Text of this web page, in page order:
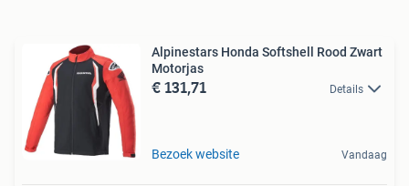
Alpinestars Honda Softshell Rood Zwart
Motorjas
€ 131,71 Details
Bezoek website Vandaag